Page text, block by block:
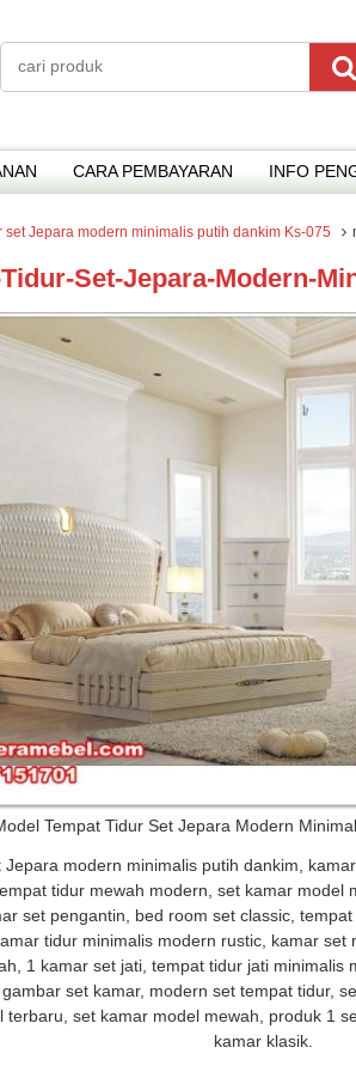
CARA PEMBAYARAN INFO
set Jepara modern minimalis putih dankim Ks-075
Set-Jepara-Modern-
Tempat Tidur Set Jepara Modern
modern minimalis putih dankim,
tidur mewah modern, set kamar model
set pengantin, bed room set classic,
tidur minimalis modern rustic, kamar
1 kamar set jati, tempat tidur jati
set kamar, modern set tempat tidur,
terbaru, set kamar model mewah, produk 1
kamar klasik.